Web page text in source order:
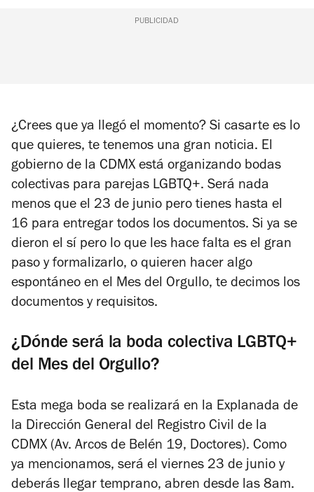
PUBLICIDAD
¿Crees que ya llegó el momento? Si casarte es lo
que quieres, te tenemos una gran noticia. El
gobierno de la CDMX está organizando bodas
colectivas para parejas LGBTQ+. Será nada
menos que el 23 de junio pero tienes hasta el
16 para entregar todos los documentos. Si ya se
dieron el sí pero lo que les hace falta es el gran
paso y formalizarlo, o quieren hacer algo
espontáneo en el Mes del Orgullo, te decimos los
documentos y requisitos.
¿Dónde será la boda colectiva LGBTQ+
del Mes del Orgullo?
Esta mega boda se realizará en la Explanada de
la Dirección General del Registro Civil de la
CDMX (Av. Arcos de Belén 19, Doctores). Como
ya mencionamos, será el viernes 23 de junio y
deberás llegar temprano, abren desde las 8am.